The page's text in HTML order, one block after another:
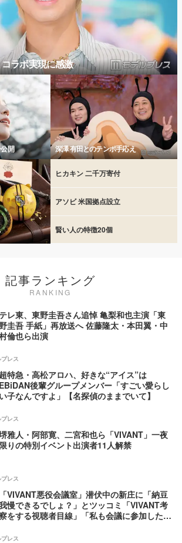
ラボ実現に感激
開 深澤 有田とのテンポ手応え
ヒカキン 二千万寄付
アソビ 米国拠点設立
賢い人の特徴20個
記事ランキング
RANKING
テレ東、東野圭吾さん追悼 亀梨和也主演「東
圭吾 手紙」再放送へ 佐藤隆太・本田翼・中
倫也ら出演
レス
超特急・高松アロハ、好きな“アイス”は
EBiDAN後輩グループメンバー「すごい愛らし
い子なんですよ」【名探偵のままでいて】
レス
雅人・阿部寛、二宮和也ら「VIVANT」一夜
りの特別イベント出演者11人解禁
レス
「VIVANT悪役会議室」潜伏中の新庄に「納豆
慢できるでしょ？」とツッコミ「VIVANT考
をする視聴者目線」「私も会議に参加した
レス